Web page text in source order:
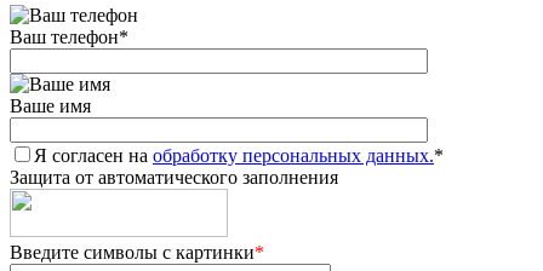
Ваш телефон*
Ваше имя
Я согласен на обработку персональных данных.*
Защита от автоматического заполнения
Введите символы с картинки*